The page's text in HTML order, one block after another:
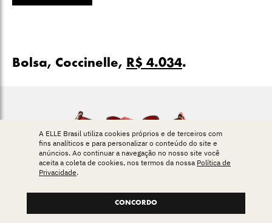
Bolsa, Coccinelle, R$ 4.034.
A ELLE Brasil utiliza cookies próprios e de terceiros com
fins analíticos e para personalizar o conteúdo do site e
anúncios. Ao continuar a navegação no nosso site você
aceita a coleta de cookies, nos termos da nossa Política de
Privacidade.
CONCORDO